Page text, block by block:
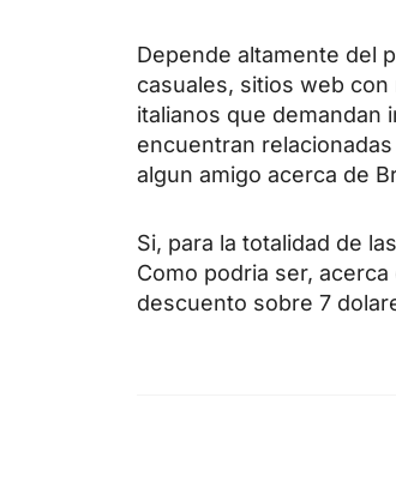
Depende altamente del
casuales, sitios web
italianos que demandan
encuentran
algun amigo acerca de
Si, para la totalidad de
Como podri­a ser,
descuento sobre 7